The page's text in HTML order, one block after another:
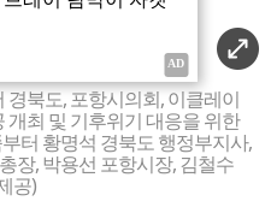
북도, 포항시의회, 이클레이
개최 및 기후위기 대응을 위한
터 황명석 경북도 행정부지사,
장, 박용선 포항시장, 김철수
공)